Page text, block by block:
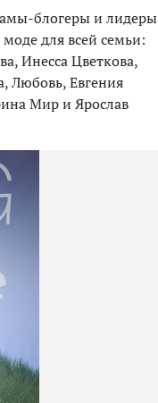
блогеры и лидеры
для всей семьи:
Инесса Цветкова,
Любовь, Евгения
Мир и Ярослав